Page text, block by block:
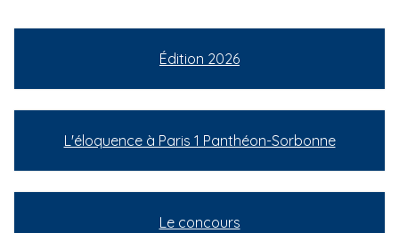
Édition 2026
L'éloquence à Paris 1 Panthéon-Sorbonne
Le concours